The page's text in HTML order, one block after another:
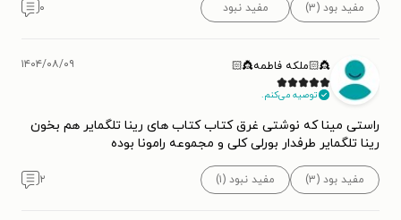
مفید بود (۳) مفید نبود ۰
👸🏻ملکه فاطمه👸🏻
توصیه می‌کنم.
۱۴۰۴/۰۸/۰۹
راستی مینا که نوشتی غرق کتاب کتاب های رینا تلگمایر هم بخون
رینا تلگمایر طرفدار بورلی کلی و مجموعه رامونا بوده
مفید بود (۳) مفید نبود (۱) ۲